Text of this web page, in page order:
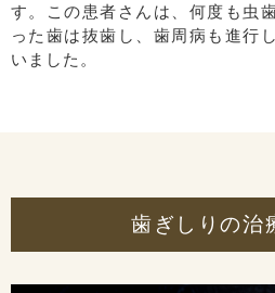
す。この患者さんは、何度も虫
った歯は抜歯し、歯周病も進行
いました。
歯ぎしりの治